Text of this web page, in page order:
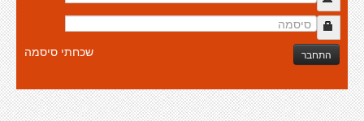
התחבר שכחתי סיסמה